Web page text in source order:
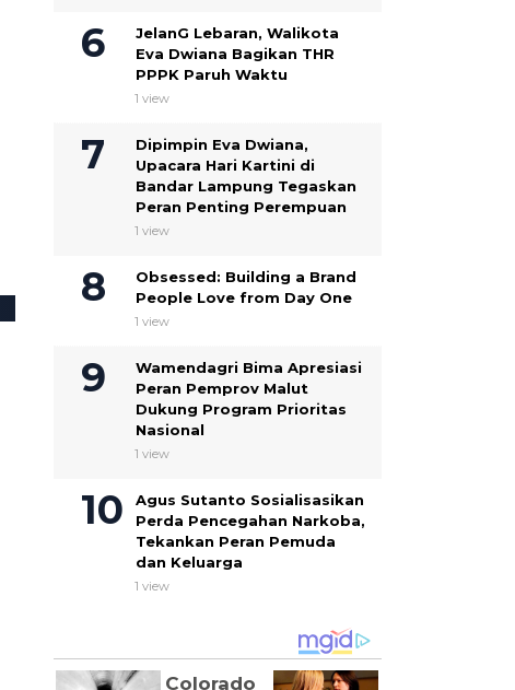
JelanG Lebaran, Walikota
Eva Dwiana Bagikan THR
PPPK Paruh Waktu
1 view
Dipimpin Eva Dwiana,
Upacara Hari Kartini di
Bandar Lampung Tegaskan
Peran Penting Perempuan
1 view
Obsessed: Building a Brand
People Love from Day One
1 view
Wamendagri Bima Apresiasi
Peran Pemprov Malut
Dukung Program Prioritas
Nasional
1 view
Agus Sutanto Sosialisasikan
Perda Pencegahan Narkoba,
Tekankan Peran Pemuda
dan Keluarga
1 view